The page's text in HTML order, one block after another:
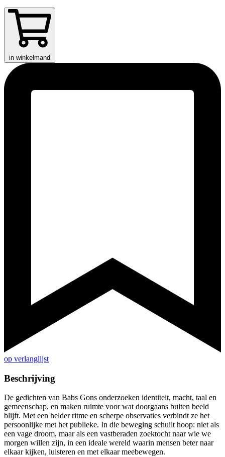
in winkelmand
op verlanglijst
Beschrijving
De gedichten van Babs Gons onderzoeken identiteit, macht, taal en
gemeenschap, en maken ruimte voor wat doorgaans buiten beeld
blijft. Met een helder ritme en scherpe observaties verbindt ze het
persoonlijke met het publieke. In die beweging schuilt hoop: niet als
een vage droom, maar als een vastberaden zoektocht naar wie we
morgen willen zijn, in een ideale wereld waarin mensen beter naar
elkaar kijken, luisteren en met elkaar meebewegen.